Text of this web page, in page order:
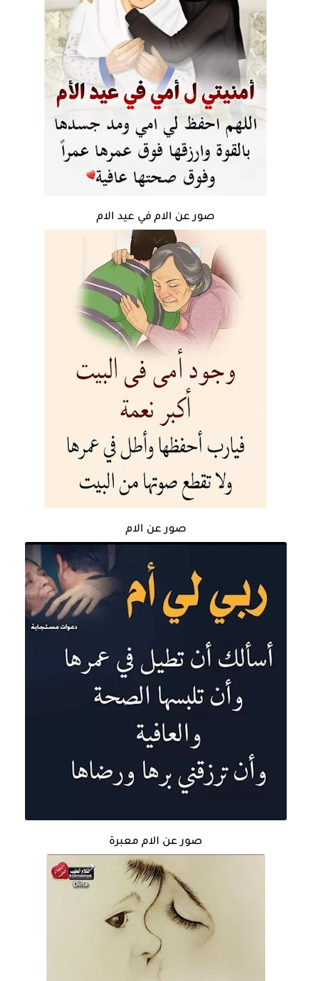
صور عن الام في عيد الام
صور عن الام
صور عن الام معبرة